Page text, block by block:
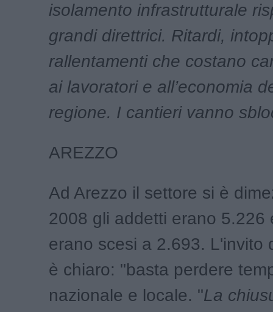
isolamento infrastrutturale
grandi direttrici. Ritardi,
rallentamenti che costano
ai lavoratori e all’economia
regione. I cantieri vanno
AREZZO
Ad Arezzo il settore si è
2008 gli addetti erano 5.226
erano scesi a 2.693. L'invito
è chiaro: "basta perdere
nazionale e locale. "La